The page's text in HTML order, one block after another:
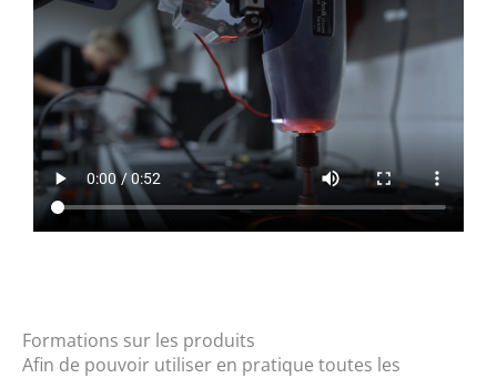
Formations sur les produits
Afin de pouvoir utiliser en pratique toutes les